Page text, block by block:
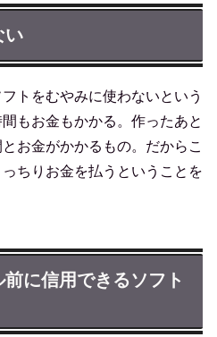
い
トをむやみに使わないという
もお金もかかる。作ったあと
お金がかかるもの。だからこ
ちりお金を払うということを
に信用できるソフト